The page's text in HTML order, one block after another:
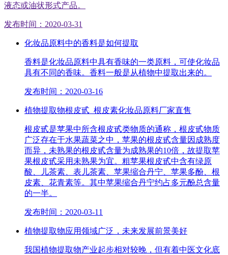
液态或油状形式产品。
发布时间：2020-03-31
化妆品原料中的香料是如何提取
香料是化妆品原料中具有香味的一类原料，可使化妆品
具有不同的香味。香料一般是从植物中提取出来的。
发布时间：2020-03-16
植物提取物根皮甙_根皮素化妆品原料厂家直售
根皮甙是苹果中所含根皮甙类物质的通称，根皮甙物质
广泛存在于水果蔬菜之中，苹果的根皮甙含量因成熟度
而异，未熟果的根皮甙含量为成熟果的10倍，故提取苹
果根皮甙采用未熟果为宜。粗苹果根皮甙中含有绿原
酸、儿茶素、表儿茶素、苹果缩合丹宁、苹果多酚、根
皮素、花青素等。其中苹果缩合丹宁约占多元酚总含量
的一半。
发布时间：2020-03-11
植物提取物应用领域广泛，未来发展前景美好
我国植物提取物产业起步相对较晚，但有着中医文化底